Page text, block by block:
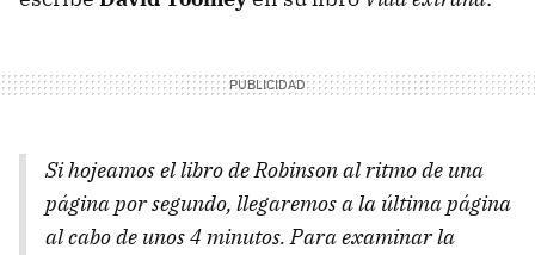
Si hojeamos el libro de Robinson al ritmo de una
página por segundo, llegaremos a la última página
al cabo de unos 4 minutos. Para examinar la